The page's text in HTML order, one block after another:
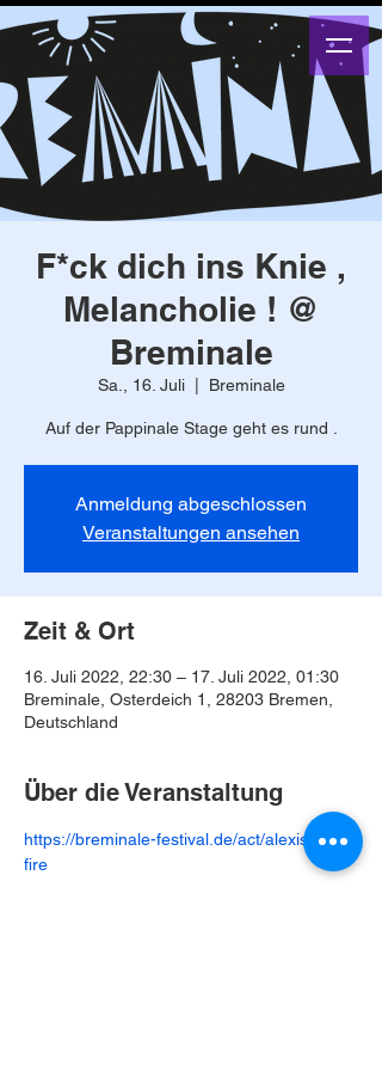
F*ck dich ins Knie ,
Melancholie ! @
Breminale
Sa., 16. Juli
  |
Breminale
Auf der Pappinale Stage geht es rund .
Anmeldung abgeschlossen
Veranstaltungen ansehen
Zeit & Ort
16. Juli 2022, 22:30 – 17. Juli 2022, 01:30
Breminale, Osterdeich 1, 28203 Bremen,
Deutschland
Über die Veranstaltung
https://breminale-festival.de/act/alexis-on-
fire